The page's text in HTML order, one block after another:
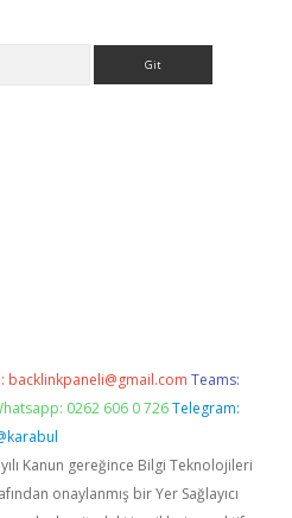
backlinkpaneli@gmail.com Teams:
0262 606 0 726 Telegram:
Kanun gereğince Bilgi Teknolojileri
onaylanmış bir Yer Sağlayıcı